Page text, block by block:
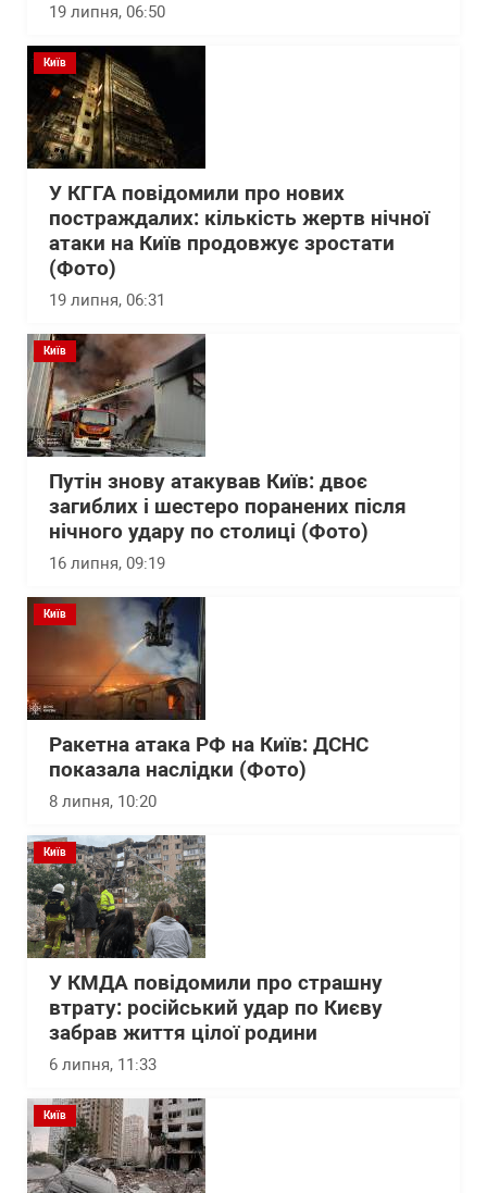
19 липня, 06:50
Київ
У КГГА повідомили про нових
постраждалих: кількість жертв нічної
атаки на Київ продовжує зростати
(Фото)
19 липня, 06:31
Київ
Путін знову атакував Київ: двоє
загиблих і шестеро поранених після
нічного удару по столиці (Фото)
16 липня, 09:19
Київ
Ракетна атака РФ на Київ: ДСНС
показала наслідки (Фото)
8 липня, 10:20
Київ
У КМДА повідомили про страшну
втрату: російський удар по Києву
забрав життя цілої родини
6 липня, 11:33
Київ